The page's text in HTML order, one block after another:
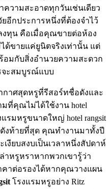
วามสะอาดทุกวันเช่นเดียว
ยอีกประการหนึ่งที่ต้องจำไว้
ทุน คือเมื่อคุณขายต่อห้อง
ด้ขายแค่ยูนิตจริงเท่านั้น แต่
อมกับสิ่งอำนวยความสะดวก
จะสมบูรณ์แบบ
กาศสุดหรูที่รีสอร์ทชื่อดังและ
มที่คุณไม่ได้ใช้งาน hotel
รมหรูขนาดใหญ่ hotel rangsit
งท้ายที่สุด คุณทำงานมาทั้งปี
งียบสงบเป็นเวลาหนึ่งสัปดาห์
หรูหราหากพวกเขารู้ว่า
คาต่อรองได้หากคุณวางแผน
โรงแรมหรูอย่าง Ritz